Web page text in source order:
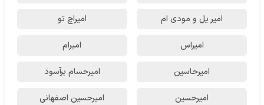
امیر یل و مودی ام امیراچ تو
امیراس امیرام
امیرحاسین امیرحسام برآسود
امیرحسین امیرحسین اصفهانی